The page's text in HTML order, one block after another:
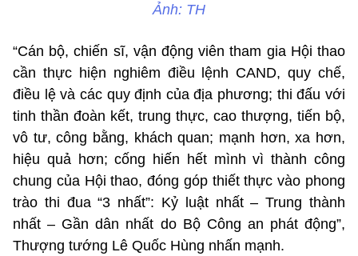
Ảnh: TH
“Cán bộ, chiến sĩ, vận động viên tham gia Hội thao
cần thực hiện nghiêm điều lệnh CAND, quy chế,
điều lệ và các quy định của địa phương; thi đấu với
tinh thần đoàn kết, trung thực, cao thượng, tiến bộ,
vô tư, công bằng, khách quan; mạnh hơn, xa hơn,
hiệu quả hơn; cống hiến hết mình vì thành công
chung của Hội thao, đóng góp thiết thực vào phong
trào thi đua “3 nhất”: Kỷ luật nhất – Trung thành
nhất – Gần dân nhất do Bộ Công an phát động”,
Thượng tướng Lê Quốc Hùng nhấn mạnh.